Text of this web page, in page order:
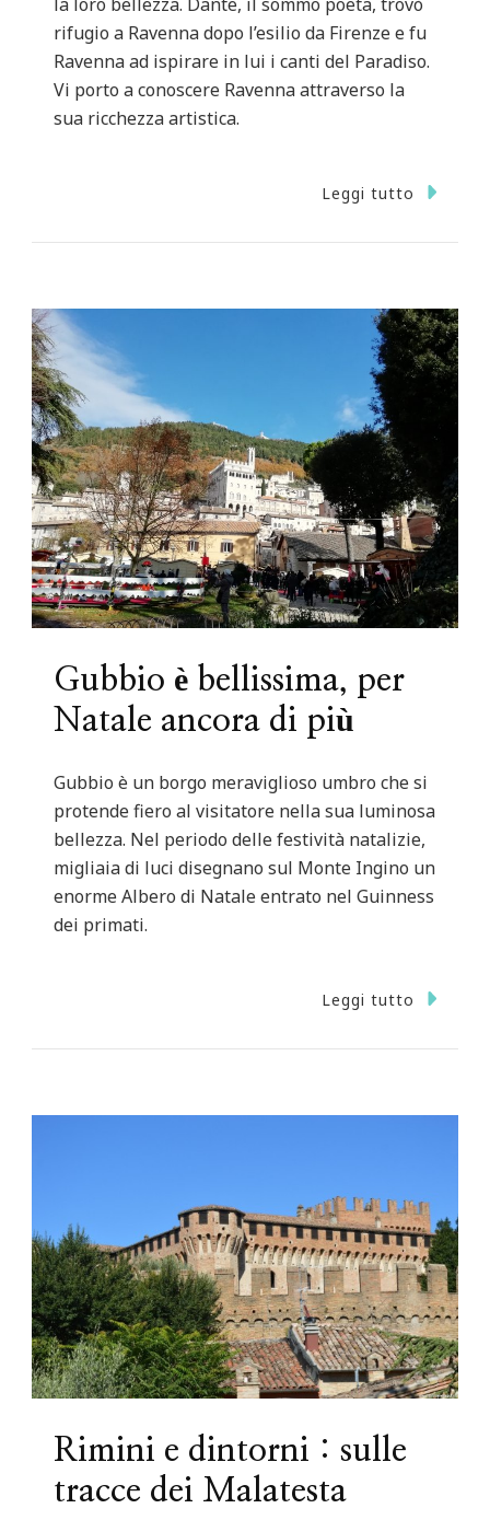
rifugio a Ravenna dopo l’esilio da Firenze e fu
Ravenna ad ispirare in lui i canti del Paradiso.
Vi porto a conoscere Ravenna attraverso la
sua ricchezza artistica.
Leggi tutto
Gubbio è bellissima, per
Natale ancora di più
Gubbio è un borgo meraviglioso umbro che si
protende fiero al visitatore nella sua luminosa
bellezza. Nel periodo delle festività natalizie,
migliaia di luci disegnano sul Monte Ingino un
enorme Albero di Natale entrato nel Guinness
dei primati.
Leggi tutto
Rimini e dintorni : sulle
tracce dei Malatesta